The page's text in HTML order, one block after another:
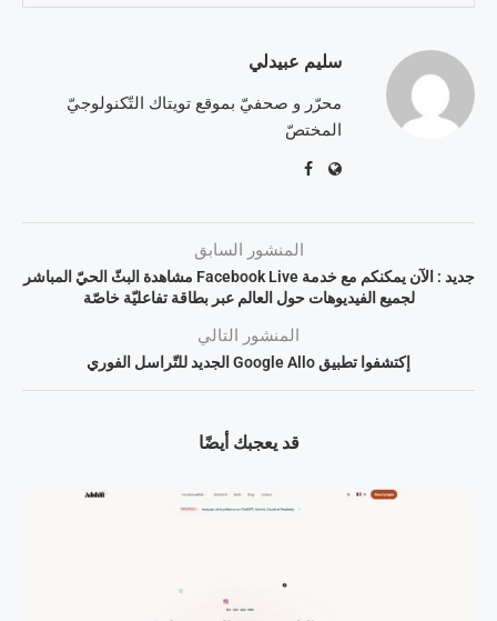
سليم عبيدلي
محرّر و صحفيّ بموقع تويتاك التّكنولوجيّ
المختصّ
المنشور السابق
جديد : الآن يمكنكم مع خدمة Facebook Live مشاهدة البثّ الحيّ المباشر
لجميع الفيديوهات حول العالم عبر بطاقة تفاعليّة خاصّة
المنشور التالي
إكتشفوا تطبيق Google Allo الجديد للتّراسل الفوري
قد يعجبك أيضًا